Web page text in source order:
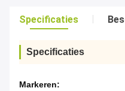
Specificaties
Specificaties
Markeren: